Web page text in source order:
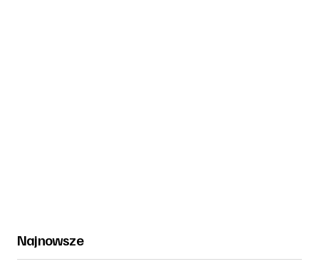
Najnowsze